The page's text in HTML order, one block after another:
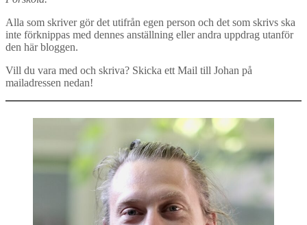
Alla som skriver gör det utifrån egen person och det som skrivs ska
inte förknippas med dennes anställning eller andra uppdrag utanför
den här bloggen.
Vill du vara med och skriva? Skicka ett Mail till Johan på
mailadressen nedan!